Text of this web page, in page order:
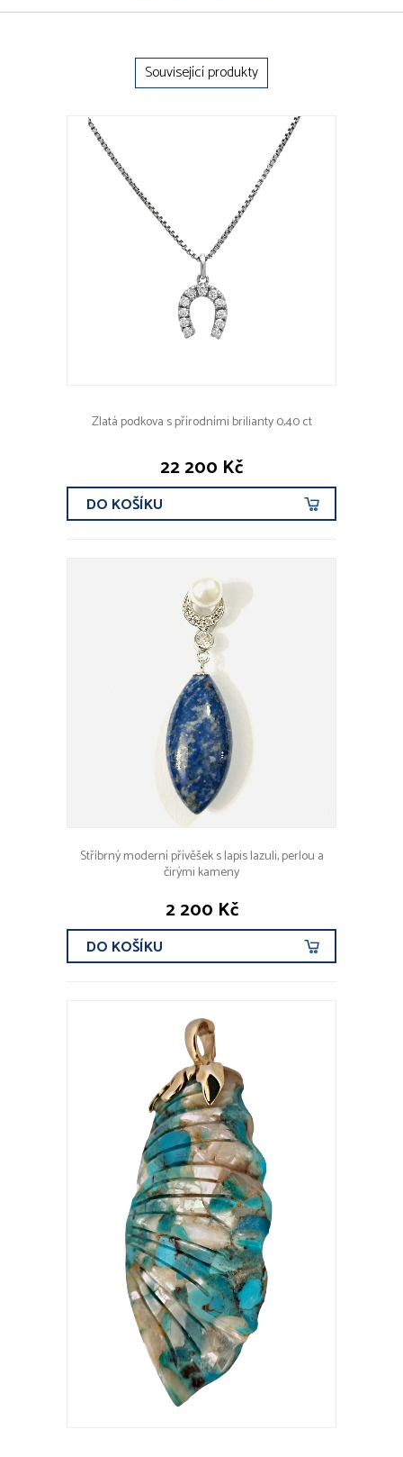
Související produkty
Zlatá podkova s přírodními brilianty 0,40 ct
22 200 Kč
DO KOŠÍKU
Stříbrný moderní přívěšek s lapis lazuli, perlou a
čirými kameny
2 200 Kč
DO KOŠÍKU